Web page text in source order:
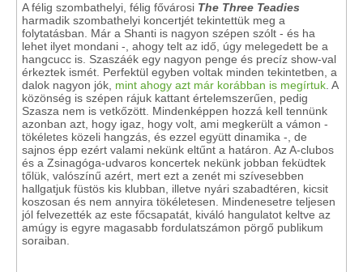
A félig szombathelyi, félig fővárosi The Three Teadies
harmadik szombathelyi koncertjét tekintettük meg a
folytatásban. Már a Shanti is nagyon szépen szólt - és ha
lehet ilyet mondani -, ahogy telt az idő, úgy melegedett be a
hangcucc is. Szaszáék egy nagyon penge és precíz show-val
érkeztek ismét. Perfektül egyben voltak minden tekintetben, a
dalok nagyon jók, mint ahogy azt már korábban is megírtuk . A
közönség is szépen rájuk kattant értelemszerűen, pedig
Szasza nem is vetkőzött. Mindenképpen hozzá kell tennünk
azonban azt, hogy igaz, hogy volt, ami megkerült a vámon -
tökéletes közeli hangzás, és ezzel együtt dinamika -, de
sajnos épp ezért valami nekünk eltűnt a határon. Az A-clubos
és a Zsinagóga-udvaros koncertek nekünk jobban feküdtek
tőlük, valószínű azért, mert ezt a zenét mi szívesebben
hallgatjuk füstös kis klubban, illetve nyári szabadtéren, kicsit
koszosan és nem annyira tökéletesen. Mindenesetre teljesen
jól felvezették az este főcsapatát, kiváló hangulatot keltve az
amúgy is egyre magasabb fordulatszámon pörgő publikum
soraiban.